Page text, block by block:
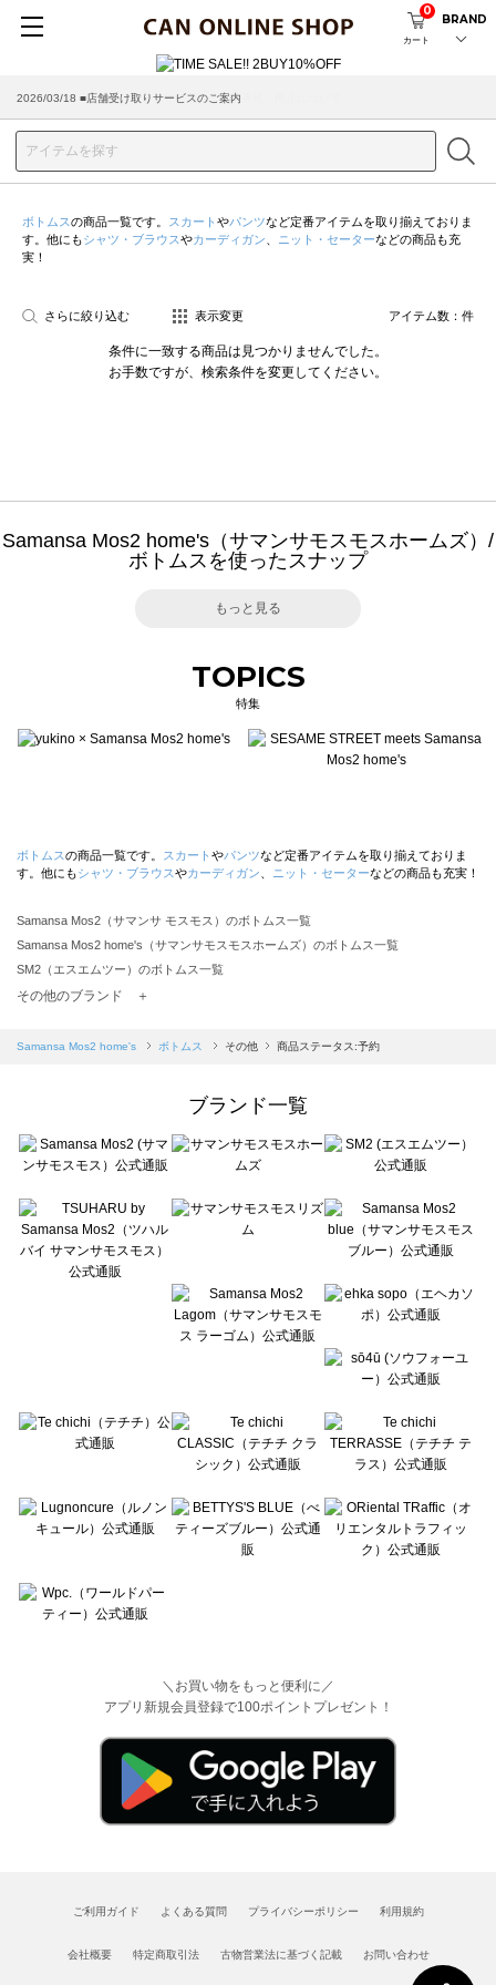
カート
0
BRAND
2026/03/18 ■店舗受け取りサービスのご案内
ボトムスの商品一覧です。 スカート やパンツなど定番アイテムを取り揃えておりま
す。他にもシャツ・ブラウスやカーディガン ニット・セーターなどの商品も充
実！
さらに絞り込む 表示変更 アイテム数： 件
条件に一致する商品は見つかりませんでした。
お手数ですが、検索条件を変更してください。
Samansa Mos2 home's（サマンサモスモスホームズ）/
ボトムスを使ったスナップ
もっと見る
TOPICS
特集
ボトムスの商品一覧です。 スカート やパンツなど定番アイテムを取り揃えておりま
す。他にもシャツ・ブラウスやカーディガン ニット・セーターなどの商品も充実！
Samansa Mos2（サマンサ モスモス）のボトムス一覧
Samansa Mos2 home's（サマンサモスモスホームズ）のボトムス一覧
SM2（エスエムツー）のボトムス一覧
TSUHARU by Samansa Mos2（ツハルバイサマンサモスモス）のボトムス一覧
Samansa Mos2 blue（サマンサモスモス ブルー）のボトムス一覧
sō4ū（ソウフォーユー）のボトムス一覧
Te chichi（テチチ）のボトムス一覧
Te chichi CLASSIC（テチチ クラシック）のボトムス一覧
Lugnoncure（ルノンキュール）のボトムス一覧
BETTY'S BLUE（べティーズブルー）のボトムス一覧
Wpc.（ワールドパーティー）のボトムス一覧
その他のブランド ＋
Samansa Mos2 home's ボトムス その他 商品ステータス:予約
ブランド一覧
＼お買い物をもっと便利に／
アプリ新規会員登録で100ポイントプレゼント！
ご利用ガイド よくある質問 プライバシーポリシー 利用規約
会社概要 特定商取引法 古物営業法に基づく記載 お問い合わせ